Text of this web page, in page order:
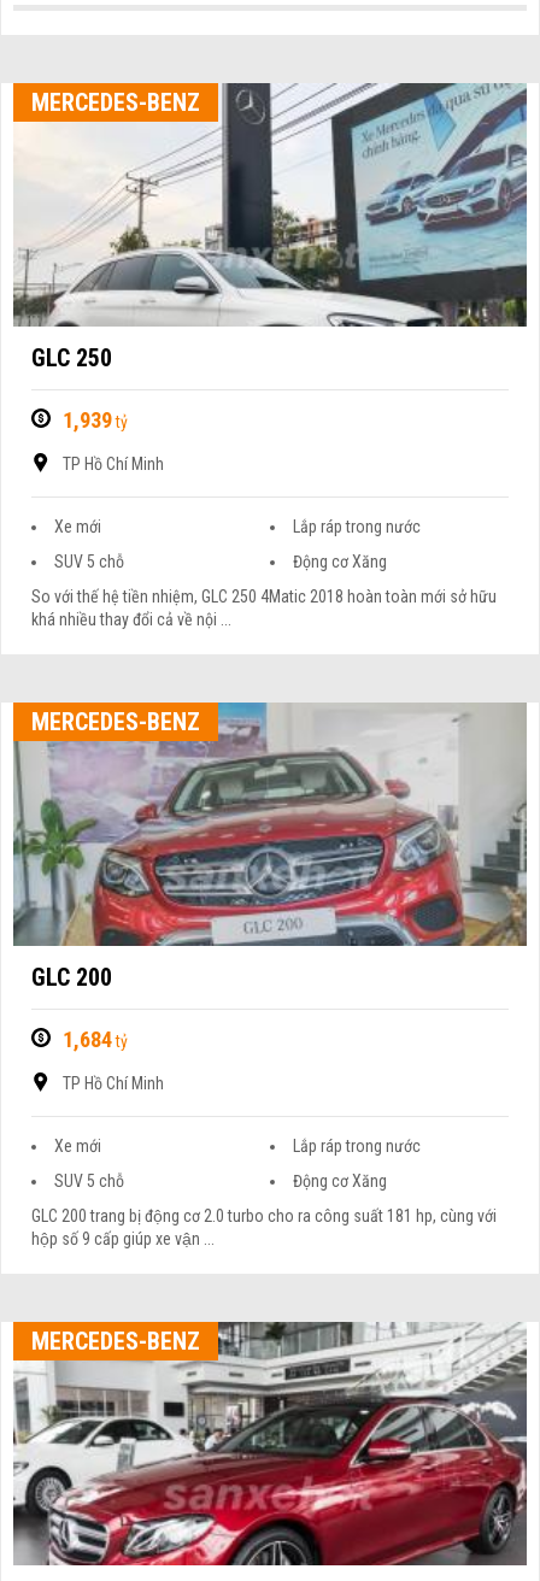
MERCEDES-BENZ
GLC 250
1,939tỷ
TP Hồ Chí Minh
Xe mới
Lắp ráp trong nước
SUV 5 chỗ
Động cơ Xăng
So với thế hệ tiền nhiệm, GLC 250 4Matic 2018 hoàn toàn mới sở hữu
khá nhiều thay đổi cả về nội ...
MERCEDES-BENZ
GLC 200
1,684tỷ
TP Hồ Chí Minh
Xe mới
Lắp ráp trong nước
SUV 5 chỗ
Động cơ Xăng
GLC 200 trang bị động cơ 2.0 turbo cho ra công suất 181 hp, cùng với
hộp số 9 cấp giúp xe vận ...
MERCEDES-BENZ